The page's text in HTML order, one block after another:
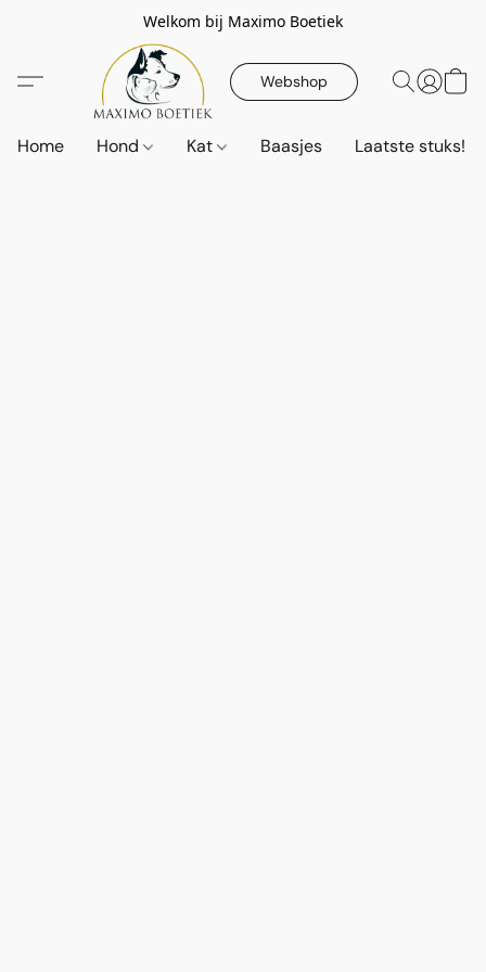
Welkom bij Maximo Boetiek
Webshop
Home Hond Kat Baasjes Laatste stuks!